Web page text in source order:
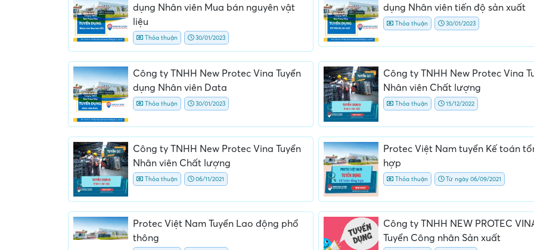
dụng Nhân viên Mua bán nguyên vật
liệu
Thỏa thuận 30/01/2023
dụng Nhân viên tiến độ sản xuất
Thỏa thuận 30/01/2023
Công ty TNHH New Protec Vina Tuyển
dụng Nhân viên Data
Thỏa thuận 30/01/2023
Công ty TNHH New Protec Vina
Nhân viên Chất lượng
Thỏa thuận 15/12/2022
Công ty TNHH New Protec Vina Tuyển
Nhân viên Chất lượng
Thỏa thuận 06/11/2021
Protec Việt Nam tuyển Kế toán
hợp
Thỏa thuận Từ ngày 06/09/2021
Protec Việt Nam Tuyển Lao động phổ
thông
Công ty TNHH NEW PROTEC
Tuyển Công nhân Sản xuất
Yêu cầu ký kết giấy tờ không rõ
ràng hoặc nộp giấy tờ gốc
Địa điểm phỏng vấn bất bình
Nội dung mô tả công việc sơ sài,
không đồng nhất với công việc
thực tế
Hứa hẹn "việc nhẹ
dàng lấy tiền